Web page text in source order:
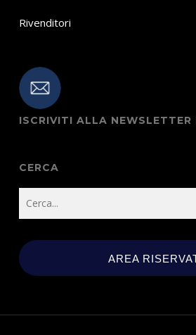
Rivenditori
ISCRIVITI ALLA NEWSLETTER
CERCA
AREA